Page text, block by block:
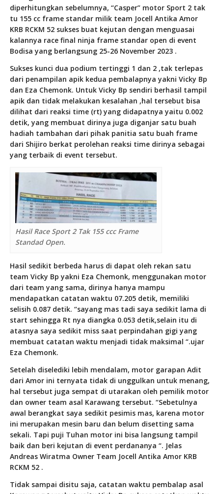
diperhitungkan sebelumnya, “Casper” motor Sport 2 tak
tu 155 cc frame standar milik team Jocell Antika Amor
KRB RCKM 52 sukses buat kejutan dengan menguasai
kalannya race final ninja frame standar open di event
Bodisa yang berlangsung 25-26 November 2023 .
Sukses kunci dua podium tertinggi 1 dan 2 ,tak terlepas
dari penampilan apik kedua pembalapnya yakni Vicky Bp
dan Eza Chemonk. Untuk Vicky Bp sendiri berhasil tampil
apik dan tidak melakukan kesalahan ,hal tersebut bisa
dilihat dari reaksi time (rt) yang didapatnya yaitu 0.002
detik, yang membuat dirinya juga diganjar satu buah
hadiah tambahan dari pihak panitia satu buah frame
dari Shijiro berkat perolehan reaksi time dirinya sebagai
yang terbaik di event tersebut.
Hasil Race Sport 2 Tak 155 ccc Frame
Standad Open.
Hasil sedikit berbeda harus di dapat oleh rekan satu
team Vicky Bp yakni Eza Chemonk, menggunakan motor
dari team yang sama, dirinya hanya mampu
mendapatkan catatan waktu 07.205 detik, memiliki
selisih 0.087 detik. “sayang mas tadi saya sedikit lama di
start sehingga Rt nya diangka 0.053 detik,selain itu di
atasnya saya sedikit miss saat perpindahan gigi yang
membuat catatan waktu menjadi tidak maksimal “.ujar
Eza Chemonk.
Setelah diselediki lebih mendalam, motor garapan Adit
dari Amor ini ternyata tidak di unggulkan untuk menang,
hal tersebut juga sempat di utarakan oleh pemilik motor
dan owner team asal Karawang tersebut. “Sebetulnya
awal berangkat saya sedikit pesimis mas, karena motor
ini merupakan mesin baru dan belum disetting sama
sekali. Tapi puji Tuhan motor ini bisa langsung tampil
baik dan beri kejutan di event perdananya “. Jelas
Andreas Wiratma Owner Team Jocell Antika Amor KRB
RCKM 52 .
Tidak sampai disitu saja, catatan waktu pembalap asal